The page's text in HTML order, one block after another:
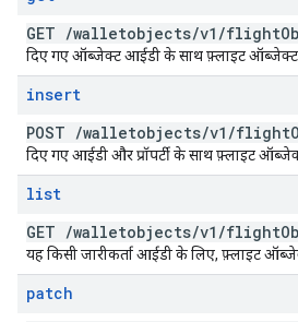
GET /walletobjects/v1 /flight
दिए गए ऑब्जेक्ट आईडी के साथ फ़्लाइट ऑब्जेक्ट
insert
POST /walletobjects/v1 /flight
दिए गए आईडी और प्रॉपर्टी के साथ फ़्लाइट
list
GET /walletobjects/v1 /flight
यह किसी जारीकर्ता आईडी के लिए, फ़्लाइट
patch